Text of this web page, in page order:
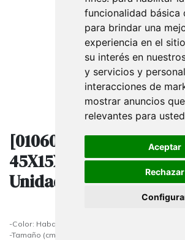
funcionalidad básica
para brindar una
experiencia en el
su interés en
y servicios y
interacciones de
mostrar anuncios
relevantes para usted
Aceptar
Rechazar
[010600] Bolsas De
45X15X49 Cm Habana
Unidades
-Color: Habana
-Tamaño (cm) : 45x15x49